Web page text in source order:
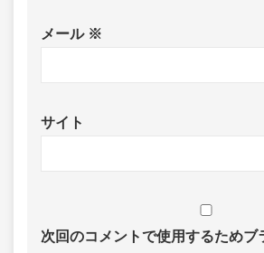
メール ※
サイト
次回のコメントで使用するためブ